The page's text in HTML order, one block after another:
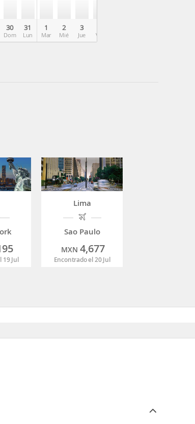
30
Dom
31
Lun
1
Mar
2
Mié
3
Jue Vie
19 Jul
Lima
Sao Paulo
MXN 4,677
Encontrado el 20 Jul